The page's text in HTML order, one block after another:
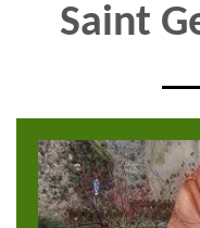
Saint